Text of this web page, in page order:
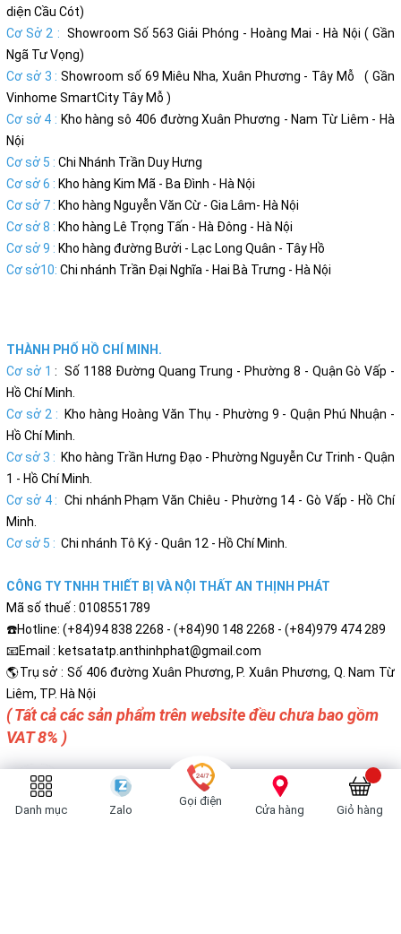
diện Cầu Cót)
Cơ Sở 2 : Showroom Số 563 Giải Phóng - Hoàng Mai - Hà Nội ( Gần
Ngã Tư Vọng)
Cơ sở 3 : Showroom số 69 Miêu Nha, Xuân Phương - Tây Mỗ ( Gần
Vinhome SmartCity Tây Mỗ )
Cơ sở 4 : Kho hàng sô 406 đường Xuân Phương - Nam Từ Liêm - Hà
Nội
Cơ sở 5 : Chi Nhánh Trần Duy Hưng
Cơ sở 6 : Kho hàng Kim Mã - Ba Đình - Hà Nội
Cơ sở 7 : Kho hàng Nguyễn Văn Cừ - Gia Lâm- Hà Nội
Cơ sở 8 : Kho hàng Lê Trọng Tấn - Hà Đông - Hà Nội
Cơ sở 9 : Kho hàng đường Bưởi - Lạc Long Quân - Tây Hồ
Cơ sở10: Chi nhánh Trần Đại Nghĩa - Hai Bà Trưng - Hà Nội
THÀNH PHỐ HỒ CHÍ MINH.
Cơ sở 1: Số 1188 Đường Quang Trung - Phường 8 - Quận Gò Vấp -
Hồ Chí Minh.
Cơ sở 2 : Kho hàng Hoàng Văn Thụ - Phường 9 - Quận Phú Nhuận -
Hồ Chí Minh.
Cơ sở 3 : Kho hàng Trần Hưng Đạo - Phường Nguyễn Cư Trinh - Quận
1 - Hồ Chí Minh.
Cơ sở 4 : Chi nhánh Phạm Văn Chiêu - Phường 14 - Gò Vấp - Hồ Chí
Minh.
Cơ sở 5 : Chi nhánh Tô Ký - Quân 12 - Hồ Chí Minh.
CÔNG TY TNHH THIẾT BỊ VÀ NỘI THẤT AN THỊNH PHÁT
Mã số thuế : 0108551789
☎️Hotline: (+84)94 838 2268 - (+84)90 148 2268 - (+84)979 474 289
📧Email : ketsatatp.anthinhphat@gmail.com
🌎Trụ sở : Số 406 đường Xuân Phương, P. Xuân Phương, Q. Nam Từ
Liêm, TP. Hà Nội
( Tất cả các sản phẩm trên website đều chưa bao gồm
VAT 8% )
Danh mục Zalo
Gọi điện
Cửa hàng Giỏ hàng